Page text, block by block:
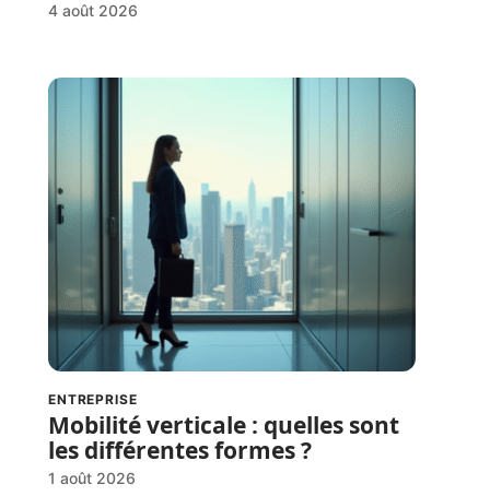
4 août 2026
ENTREPRISE
Mobilité verticale : quelles sont
les différentes formes ?
1 août 2026